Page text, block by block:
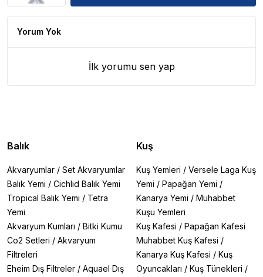
Yorum Yok
İlk yorumu sen yap
Balık
Akvaryumlar / Set Akvaryumlar
Balık Yemi / Cichlid Balık Yemi
Tropical Balık Yemi / Tetra
Yemi
Akvaryum Kumları / Bitki Kumu
Co2 Setleri / Akvaryum
Filtreleri
Eheim Dış Filtreler / Aquael Dış
Kuş
Kuş Yemleri / Versele Laga Kuş
Yemi / Papağan Yemi /
Kanarya Yemi / Muhabbet
Kuşu Yemleri
Kuş Kafesi / Papağan Kafesi
Muhabbet Kuş Kafesi /
Kanarya Kuş Kafesi / Kuş
Oyuncakları / Kuş Tünekleri /